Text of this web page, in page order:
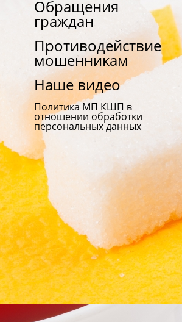
Обращения
граждан
Противодействие
мошенникам
Наше видео
Политика МП КШП в
отношении обработки
персональных данных